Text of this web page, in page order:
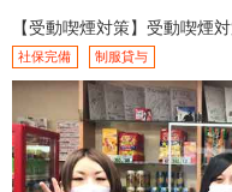
【受動喫煙対策】受動喫煙
社保完備 制服貸与